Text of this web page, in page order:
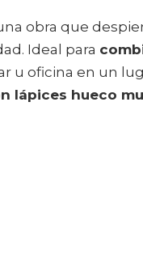
obra que
Ideal para
u oficina en un
lápices hueco